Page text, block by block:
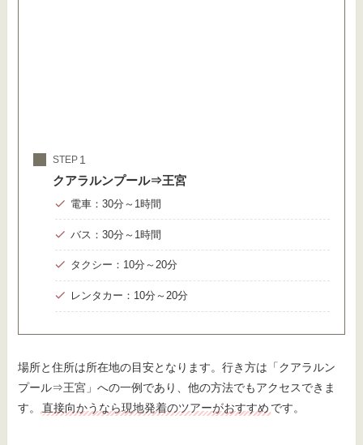
STEP
クアラルンプール⇒王宮
電車：30分～1時間
バス：30分～1時間
タクシー：10分～20分
レンタカー：10分～20分
場所と住所は所在地の目安となります。行き方は「クアラルン
プール⇒王宮」への一例であり、他の方法でもアクセスできま
す。
直接向かうなら現地発着のツアーがおすすめ です。